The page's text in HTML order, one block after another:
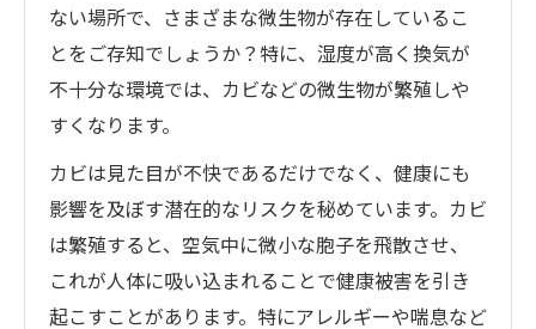
ない場所で、さまざまな微生物が存在しているこ
とをご存知でしょうか？特に、湿度が高く換気が
不十分な環境では、カビなどの微生物が繁殖しや
すくなります。
カビは見た目が不快であるだけでなく、健康にも
影響を及ぼす潜在的なリスクを秘めています。カビ
は繁殖すると、空気中に微小な胞子を飛散させ、
これが人体に吸い込まれることで健康被害を引き
起こすことがあります。特にアレルギーや喘息など